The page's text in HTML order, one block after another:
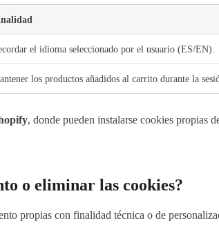
el idioma seleccionado por el usuario (ES/EN).
los productos añadidos al carrito durante la
, donde pueden instalarse cookies propias
o eliminar las cookies?
propias con finalidad técnica o de